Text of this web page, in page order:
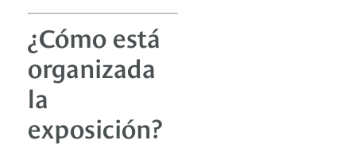
¿Cómo está
organizada
la
exposición?